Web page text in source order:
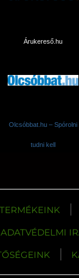
Árukereső.hu
Olcsóbbat.hu – Spórolni
tudni kell
TERMÉKEINK |
ADATVÉDELMI
|